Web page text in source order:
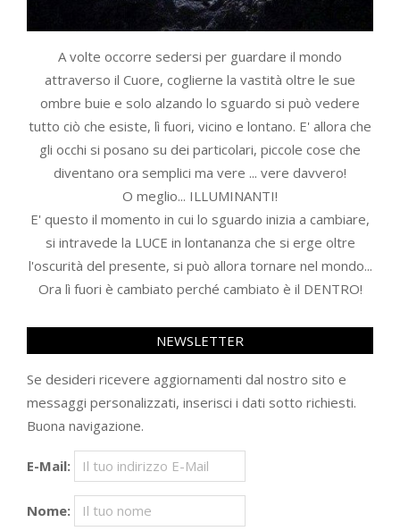
A volte occorre sedersi per guardare il mondo
attraverso il Cuore, coglierne la vastità oltre le sue
ombre buie e solo alzando lo sguardo si può vedere
tutto ciò che esiste, lì fuori, vicino e lontano. E' allora che
gli occhi si posano su dei particolari, piccole cose che
diventano ora semplici ma vere ... vere davvero!
O meglio... ILLUMINANTI!
E' questo il momento in cui lo sguardo inizia a cambiare,
si intravede la LUCE in lontananza che si erge oltre
l'oscurità del presente, si può allora tornare nel mondo...
Ora lì fuori è cambiato perché cambiato è il DENTRO!
NEWSLETTER
Se desideri ricevere aggiornamenti dal nostro sito e
messaggi personalizzati, inserisci i dati sotto richiesti.
Buona navigazione.
E-Mail:
Nome: